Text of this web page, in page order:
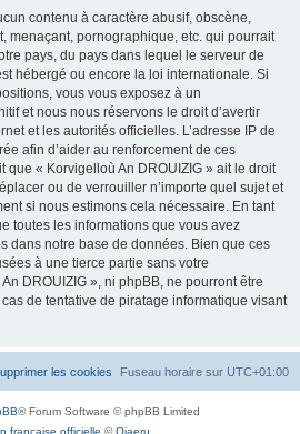
contenu à caractère abusif, obscène,
menaçant, pornographique, etc. qui pourrait
pays, du pays dans lequel le serveur de
hébergé ou encore la loi internationale. Si
vous vous exposez à un
et nous nous réservons le droit d’avertir
et les autorités officielles. L’adresse IP de
afin d’aider au renforcement de ces
que « Korvigelloù An DROUIZIG » ait le droit
ou de verrouiller n’importe quel sujet et
si nous estimons cela nécessaire. En tant
toutes les informations que vous avez
dans notre base de données. Bien que ces
à une tierce partie sans votre
DROUIZIG », ni phpBB, ne pourront être
de tentative de piratage informatique visant
Fuseau horaire sur UTC+01:00
les cookies
® Forum Software © phpBB Limited
française officielle ©Qiaeru